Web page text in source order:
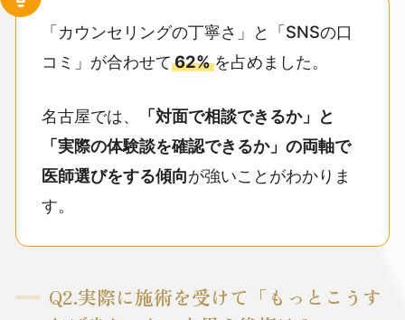
「カウンセリングの丁寧さ」と「SNSの口
コミ」が合わせて 62% を占めました。
名古屋では、
「対面で相談できるか」と
「実際の体験談を確認できるか」の両軸で
医師選びをする傾向が強いことがわかりま
す。
Q2.実際に施術を受けて「もっとこうす